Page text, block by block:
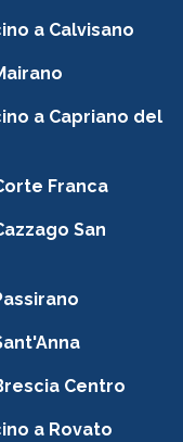
a Calvisano
a Capriano del
Franca
San
Centro
a Rovato